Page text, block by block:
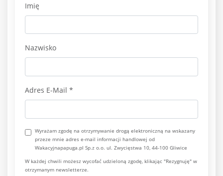
Imię
Nazwisko
Adres E-Mail *
Wyrażam zgodę na otrzymywanie drogą elektroniczną na wskazany
przeze mnie adres e-mail informacji handlowej od
Wakacyjnapapuga.pl Sp.z o.o. ul. Zwycięstwa 10, 44-100 Gliwice
W każdej chwili możesz wycofać udzieloną zgodę, klikając "Rezygnuję" w
otrzymanym newsletterze.